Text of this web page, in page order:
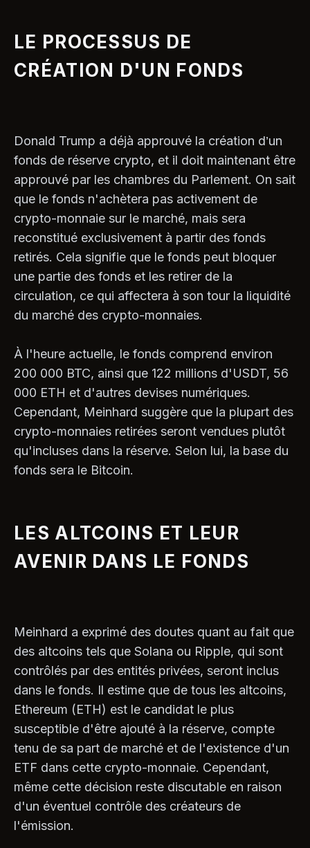
LE PROCESSUS DE
CRÉATION D'UN FONDS
Donald Trump a déjà approuvé la création d’un
fonds de réserve crypto, et il doit maintenant être
approuvé par les chambres du Parlement. On sait
que le fonds n'achètera pas activement de
crypto-monnaie sur le marché, mais sera
reconstitué exclusivement à partir des fonds
retirés. Cela signifie que le fonds peut bloquer
une partie des fonds et les retirer de la
circulation, ce qui affectera à son tour la liquidité
du marché des crypto-monnaies.
À l'heure actuelle, le fonds comprend environ
200 000 BTC, ainsi que 122 millions d'USDT, 56
000 ETH et d'autres devises numériques.
Cependant, Meinhard suggère que la plupart des
crypto-monnaies retirées seront vendues plutôt
qu'incluses dans la réserve. Selon lui, la base du
fonds sera le Bitcoin.
LES ALTCOINS ET LEUR
AVENIR DANS LE FONDS
Meinhard a exprimé des doutes quant au fait que
des altcoins tels que Solana ou Ripple, qui sont
contrôlés par des entités privées, seront inclus
dans le fonds. Il estime que de tous les altcoins,
Ethereum (ETH) est le candidat le plus
susceptible d'être ajouté à la réserve, compte
tenu de sa part de marché et de l'existence d'un
ETF dans cette crypto-monnaie. Cependant,
même cette décision reste discutable en raison
d'un éventuel contrôle des créateurs de
l'émission.